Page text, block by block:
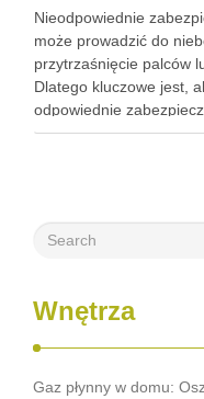
Nieodpowiednie
może prowadzić do
przytrzaśnięcie palców
Dlatego kluczowe jest,
odpowiednie
także dają spokój
Wnętrza
Gaz płynny w domu: